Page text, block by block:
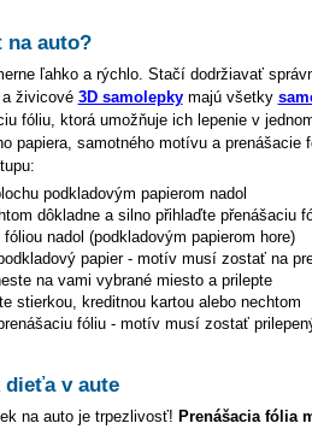
na auto?
ľahko a rýchlo. Stačí dodržiavať
živicové 3D samolepkymajú všetky
fóliu, ktorá umožňuje ich lepenie v
papiera, samotného motívu a prenášacie
podkladovým papierom nadol
dôkladne a silno přihlaďte přenášaciu
nadol (podkladovým papierom hore)
papier - motív musí zostať na
na vami vybrané miesto a prilepte
stierkou, kreditnou kartou alebo nechtom
fóliu - motív musí zostať
dieťa v aute
na auto je trpezlivosť! Prenášacia fólia